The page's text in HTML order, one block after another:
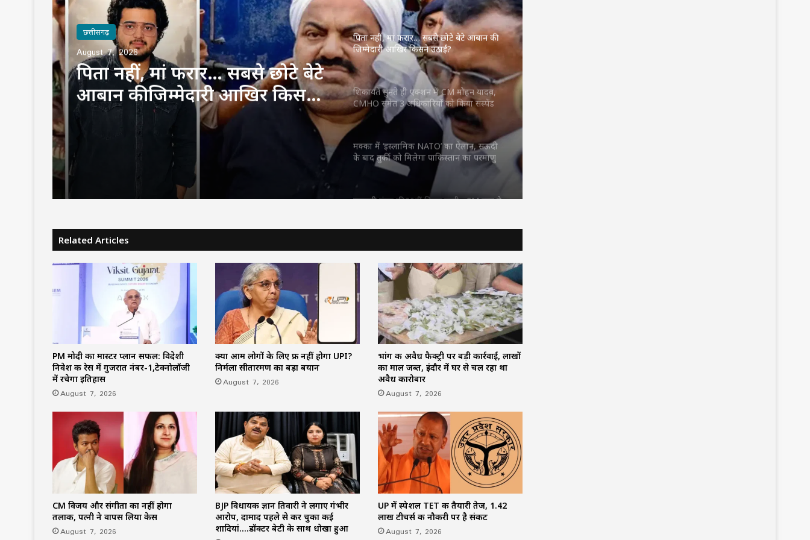
छत्तीसगढ़
August 7, 2026
पिता नहीं, मां फरार… सबसे छोटे बेटे
आबान की जिम्मेदारी आखिर किसने
उठाई?
मदद; आत्मसमर्पित महिलाओं ने किया रैंप वॉक
पिता नहीं, मां फरार… सबसे छोटे बेटे आबान की
जिम्मेदारी आखिर किसने उठाई?
शिकायतें सुनते ही एक्शन में CM मोहन यादव,
CMHO समेत 3 अधिकारियों को किया सस्पेंड
मक्का में ‘इस्लामिक NATO’ का ऐलान, सऊदी
के बाद तुर्की को मिलेगा पाकिस्तान का परमाणु
महतारी वंदन की 30वीं किस्त जारी : CM साय ने
फैब’ की लॉन्चिंग, बुनकरों को 10.90 करोड़ की
मदद; आत्मसमर्पित महिलाओं ने किया रैंप वॉक
पिता नहीं, मां फरार… सबसे छोटे बेटे आबान की
जिम्मेदारी आखिर किसने उठाई?
शिकायतें सुनते ही एक्शन में CM मोहन यादव,
CMHO समेत 3 अधिकारियों को किया सस्पेंड
मक्का में ‘इस्लामिक NATO’ का ऐलान, सऊदी
के बाद तुर्की को मिलेगा पाकिस्तान का परमाणु
कवच
Related Articles
PM मोदी का मास्टर प्लान सफल: विदेशी
निवेश की रेस में गुजरात नंबर-1,टेक्नोलॉजी
में रचेगा इतिहास
August 7, 2026
क्या आम लोगों के लिए फ्री नहीं होगा UPI?
निर्मला सीतारमण का बड़ा बयान
August 7, 2026
भांग की अवैध फैक्ट्री पर बड़ी कार्रवाई, लाखों
का माल जब्त, इंदौर में घर से चल रहा था
अवैध कारोबार
August 7, 2026
CM विजय और संगीता का नहीं होगा
तलाक, पत्नी ने वापस लिया केस
August 7, 2026
BJP विधायक ज्ञान तिवारी ने लगाए गंभीर
आरोप, दामाद पहले से कर चुका कई
शादियां….डॉक्टर बेटी के साथ धोखा हुआ
UP में स्पेशल TET की तैयारी तेज, 1.42
लाख टीचर्स की नौकरी पर है संकट
August 7, 2026